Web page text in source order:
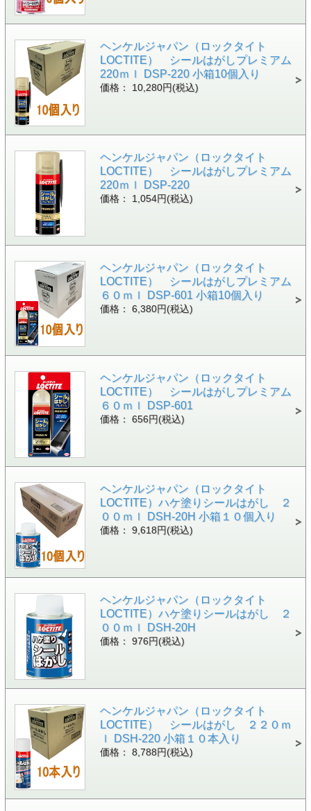
ヘンケルジャパン（ロックタイト
LOCTITE） シールはがしプレミアム
220ｍｌ DSP-220 小箱10個入り
価格： 10,280円(税込)
ヘンケルジャパン（ロックタイト
LOCTITE） シールはがしプレミアム
220ｍｌ DSP-220
価格： 1,054円(税込)
ヘンケルジャパン（ロックタイト
LOCTITE） シールはがしプレミアム
６０ｍｌ DSP-601 小箱10個入り
価格： 6,380円(税込)
ヘンケルジャパン（ロックタイト
LOCTITE） シールはがしプレミアム
６０ｍｌ DSP-601
価格： 656円(税込)
ヘンケルジャパン（ロックタイト
LOCTITE）ハケ塗りシールはがし ２
００ｍｌ DSH-20H 小箱１０個入り
価格： 9,618円(税込)
ヘンケルジャパン（ロックタイト
LOCTITE）ハケ塗りシールはがし ２
００ｍｌ DSH-20H
価格： 976円(税込)
ヘンケルジャパン（ロックタイト
LOCTITE） シールはがし ２２０ｍ
ｌ DSH-220 小箱１０本入り
価格： 8,788円(税込)